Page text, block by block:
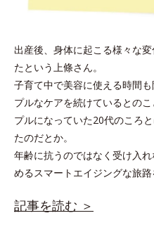
出産後、身体に起こる様々な
たという上條さん。
子育て中で美容に使える時間
プルなケアを続けているとの
プルになっていた20代のころ
たのだとか。
年齢に抗うのではなく受け入
めるスマートエイジングな旅
記事を読む ＞